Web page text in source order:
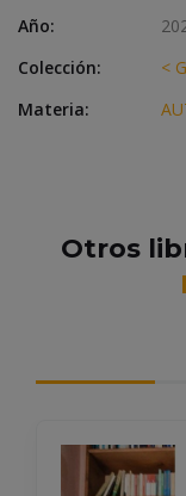
Año:
Colección:
<
Materia:
Otros